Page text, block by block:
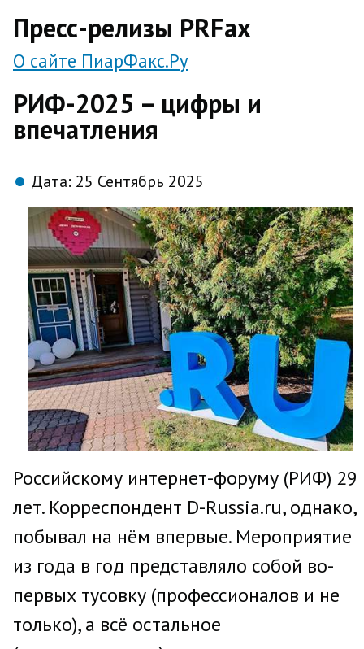
Пресс-релизы PRFax
О сайте ПиарФакс.Ру
РИФ-2025 – цифры и
впечатления
Дата: 25 Сентябрь 2025
Российскому интернет-форуму (РИФ) 29
лет. Корреспондент D-Russia.ru, однако,
побывал на нём впервые. Мероприятие
из года в год представляло собой во-
первых тусовку (профессионалов и не
только), а всё остальное